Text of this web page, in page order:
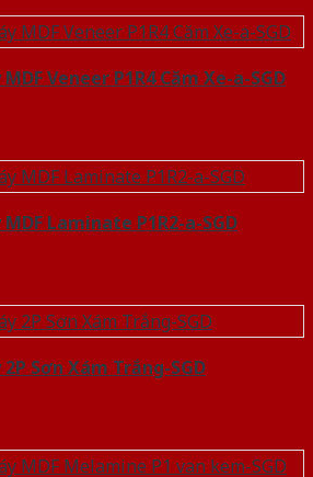
Veneer P1R4 Căm Xe-a-SGD
Laminate P1R2-a-SGD
Sơn Xám Trắng-SGD